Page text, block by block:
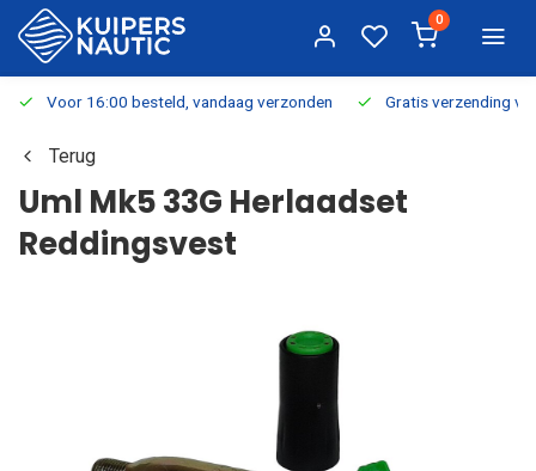
0
Voor 16:00 besteld, vandaag verzonden Gratis verzending
Terug
Uml Mk5 33G Herlaadset
Reddingsvest